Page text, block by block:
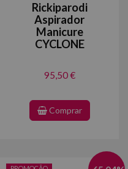
Rickiparodi
Aspirador
Manicure
CYCLONE
95,50 €
Comprar